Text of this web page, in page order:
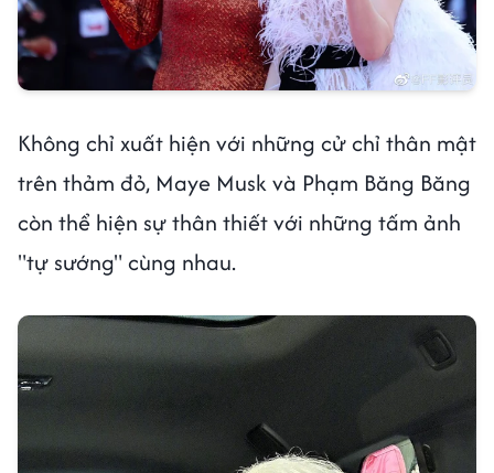
Không chỉ xuất hiện với những cử chỉ thân mật
trên thảm đỏ, Maye Musk và Phạm Băng Băng
còn thể hiện sự thân thiết với những tấm ảnh
"tự sướng" cùng nhau.